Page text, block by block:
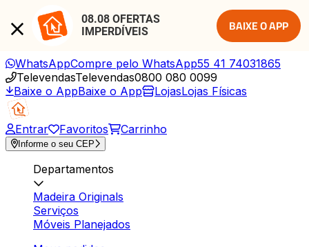
08.08 OFERTAS
IMPERDÍVEIS
BAIXE O APP
WhatsAppCompre pelo WhatsApp55 41 74031865
TelevendasTelevendas0800 080 0099
Baixe o AppBaixe o App LojasLojas Físicas
Entrar Favoritos Carrinho
Informe o seu CEP
Departamentos
Madeira Originals
Serviços
Móveis Planejados